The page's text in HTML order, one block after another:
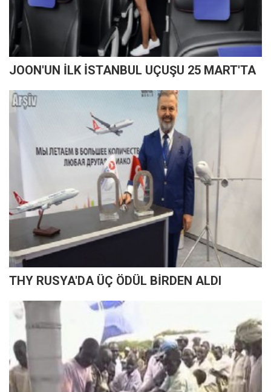
JOON'UN İLK İSTANBUL UÇUŞU 25 MART'TA
THY RUSYA'DA ÜÇ ÖDÜL BİRDEN ALDI